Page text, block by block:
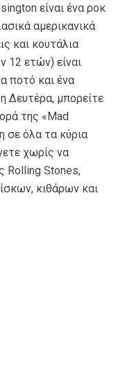
είναι ένα ροκ
αμερικανικά
και κουτάλια
12 ετών) είναι
ποτό και ένα
Δευτέρα, μπορείτε
της «Mad
σε όλα τα κύρια
χωρίς να
Rolling Stones,
κιθάρων και